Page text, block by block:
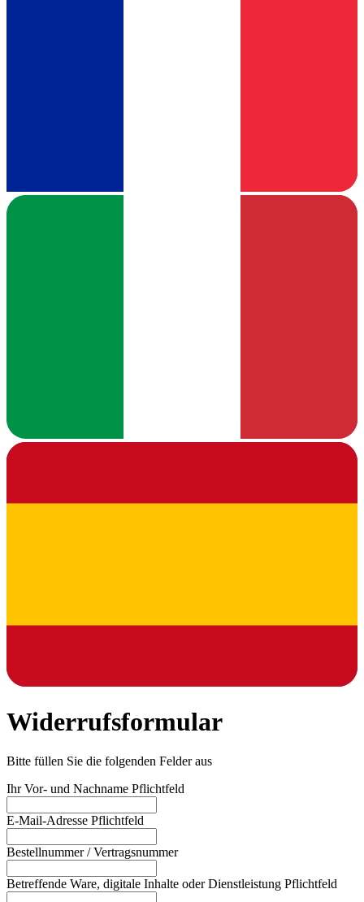
Widerrufsformular
Bitte füllen Sie die folgenden Felder aus
Ihr Vor- und Nachname Pflichtfeld
E-Mail-Adresse Pflichtfeld
Bestellnummer / Vertragsnummer
Betreffende Ware, digitale Inhalte oder Dienstleistung Pflichtfeld